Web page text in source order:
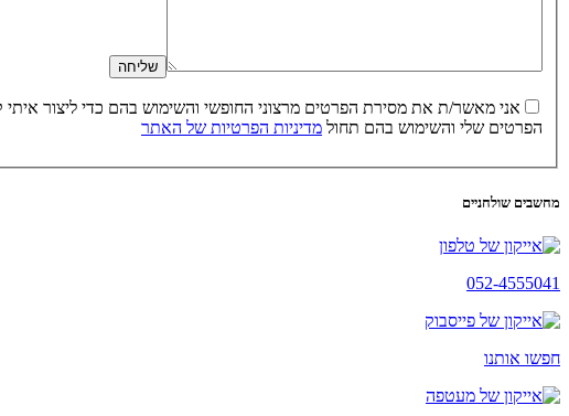
הפרטים שלי והשימוש בהם תחול מדיניות הפרטיות של האתר
מחשבים שולחניים
052-4555041
חפשו אותנו